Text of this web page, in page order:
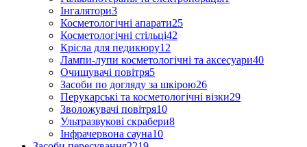
Інгалятори3
Косметологічні апарати25
Косметологічні стільці42
Крісла для педикюру12
Лампи-лупи косметологічні та аксесуари40
Очищувачі повітря5
Засоби по догляду за шкірою26
Перукарські та косметологічні візки29
Зволожувачі повітря10
Ультразвукові скрабери8
Інфрачервона сауна10